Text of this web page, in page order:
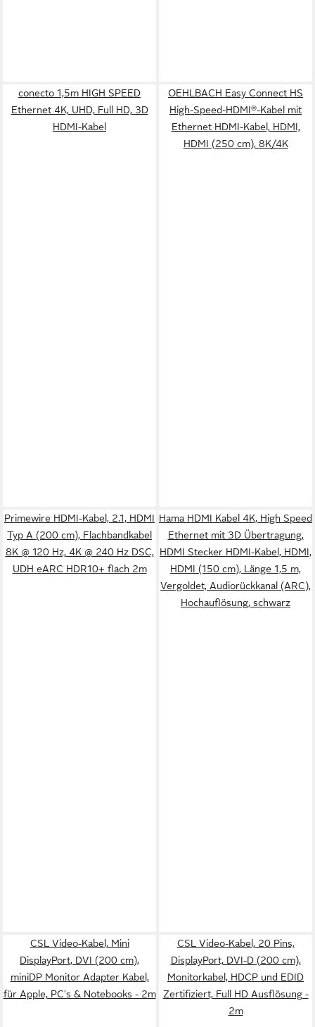
conecto 1,5m HIGH SPEED
Ethernet 4K, UHD, Full HD, 3D
HDMI-Kabel
OEHLBACH Easy Connect HS
High-Speed-HDMI®-Kabel mit
Ethernet HDMI-Kabel, HDMI,
HDMI (250 cm), 8K/4K
Primewire HDMI-Kabel, 2.1, HDMI
Typ A (200 cm), Flachbandkabel
8K @ 120 Hz, 4K @ 240 Hz DSC,
UDH eARC HDR10+ flach 2m
Hama HDMI Kabel 4K, High Speed
Ethernet mit 3D Übertragung,
HDMI Stecker HDMI-Kabel, HDMI,
HDMI (150 cm), Länge 1,5 m,
Vergoldet, Audiorückkanal (ARC),
Hochauflösung, schwarz
CSL Video-Kabel, Mini
DisplayPort, DVI (200 cm),
miniDP Monitor Adapter Kabel,
für Apple, PC's & Notebooks - 2m
CSL Video-Kabel, 20 Pins,
DisplayPort, DVI-D (200 cm),
Monitorkabel, HDCP und EDID
Zertifiziert, Full HD Ausflösung -
2m